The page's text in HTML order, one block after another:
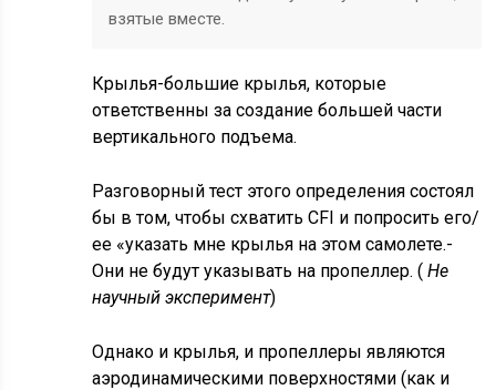
взятые вместе.
Крылья-большие крылья, которые
ответственны за создание большей части
вертикального подъема.
Разговорный тест этого определения состоял
бы в том, чтобы схватить CFI и попросить его/
ее «указать мне крылья на этом самолете.-
Они не будут указывать на пропеллер. (Не
научный эксперимент)
Однако и крылья, и пропеллеры являются
аэродинамическими поверхностями (как и